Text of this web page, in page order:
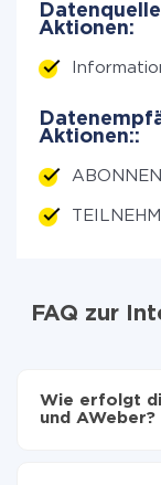
Aktionen:
Aktionen::
FAQ zur
Wie erfolgt
und AWeber?